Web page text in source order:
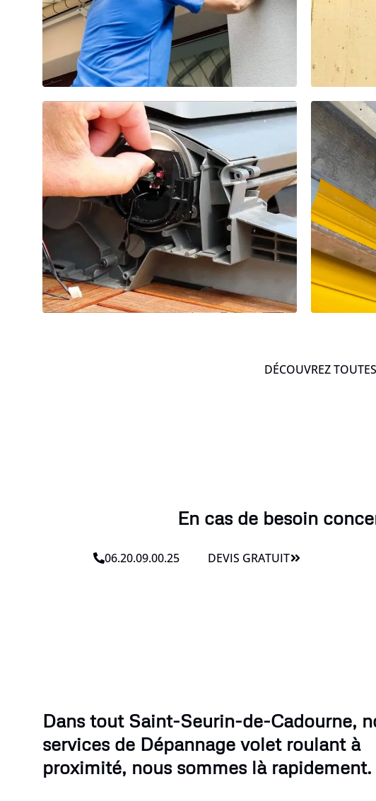
DÉCOUVREZ
En cas de besoin
06.20.09.00.25 DEVIS GRATUIT
Dans tout Saint-Seurin-de-Cadourne,
services de Dépannage volet roulant à
proximité, nous sommes là rapidement.